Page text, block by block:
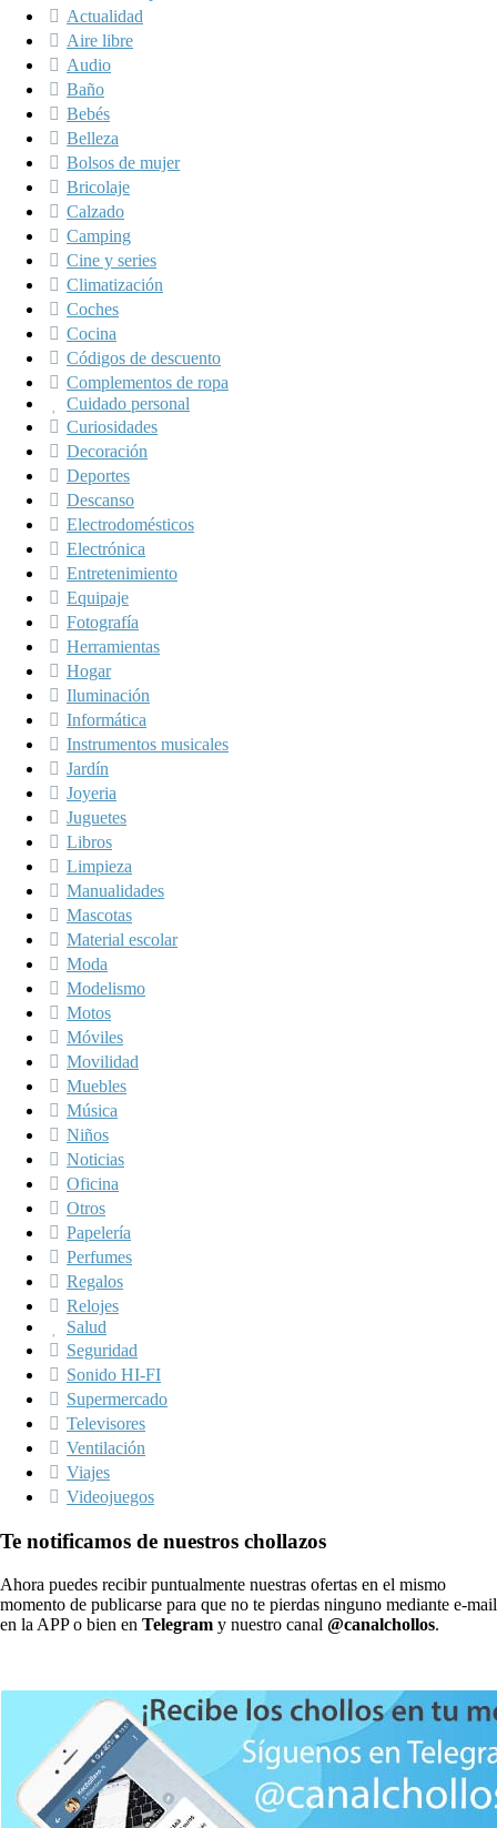
Actualidad
Aire libre
Audio
Baño
Bebés
Belleza
Bolsos de mujer
Bricolaje
Calzado
Camping
Cine y series
Climatización
Coches
Cocina
Códigos de descuento
Complementos de ropa
Cuidado personal
Curiosidades
Decoración
Deportes
Descanso
Electrodomésticos
Electrónica
Entretenimiento
Equipaje
Fotografía
Herramientas
Hogar
Iluminación
Informática
Instrumentos musicales
Jardín
Joyeria
Juguetes
Libros
Limpieza
Manualidades
Mascotas
Material escolar
Moda
Modelismo
Motos
Móviles
Movilidad
Muebles
Música
Niños
Noticias
Oficina
Otros
Papelería
Perfumes
Regalos
Relojes
Salud
Seguridad
Sonido HI-FI
Supermercado
Televisores
Ventilación
Viajes
Videojuegos
Te notificamos de nuestros chollazos
Ahora puedes recibir puntualmente nuestras ofertas en el mismo
momento de publicarse para que no te pierdas ninguno mediante e-mail
en la APP o bien en Telegram y nuestro canal @canalchollos.